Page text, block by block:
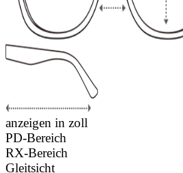
anzeigen in zoll
PD-Bereich
RX-Bereich
Gleitsicht